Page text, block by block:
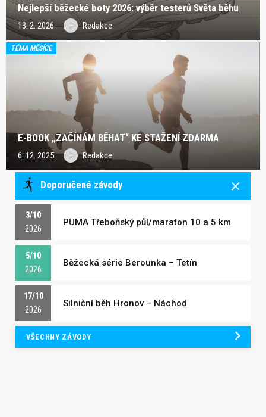
Nejlepší běžecké boty 2026: výběr testerů Světa běhu
13. 2. 2026 Redakce
TÉMA MĚSÍCE
E-BOOK „ZAČÍNÁM BĚHAT“ KE STAŽENÍ ZDARMA
6. 12. 2025 Redakce
Doporučené závody
3/10
2026
PUMA Třeboňský půl/maraton 10 a 5 km
5/10
2026
Běžecká série Berounka – Tetín
17/10
2026
Silniční běh Hronov – Náchod
VŠECHNY ZÁVODY